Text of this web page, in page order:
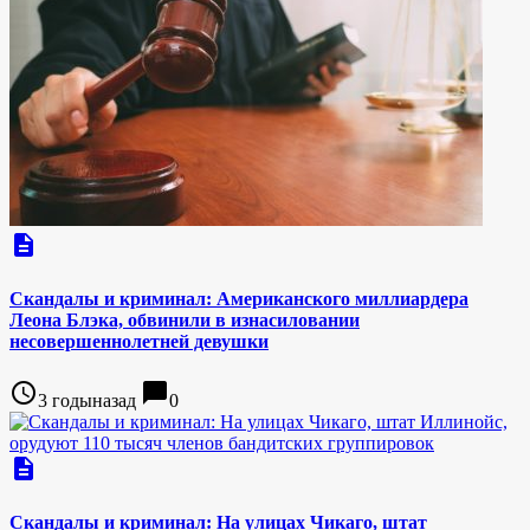
description
Скандалы и криминал: Американского миллиардера
Леона Блэка, обвинили в изнасиловании
несовершеннолетней девушки
access_time3 годыназад chat_bubble0
description
Скандалы и криминал: На улицах Чикаго, штат